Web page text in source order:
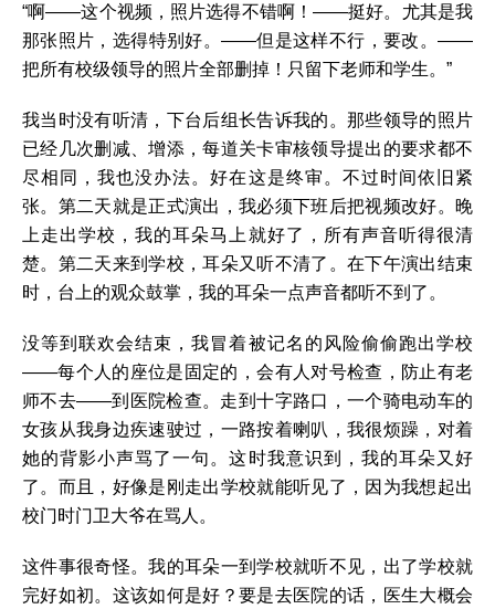
“啊——这个视频，照片选得不错啊！——挺好。尤其是我
那张照片，选得特别好。——但是这样不行，要改。——
把所有校级领导的照片全部删掉！只留下老师和学生。”
我当时没有听清，下台后组长告诉我的。那些领导的照片
已经几次删减、增添，每道关卡审核领导提出的要求都不
尽相同，我也没办法。好在这是终审。不过时间依旧紧
张。第二天就是正式演出，我必须下班后把视频改好。晚
上走出学校，我的耳朵马上就好了，所有声音听得很清
楚。第二天来到学校，耳朵又听不清了。在下午演出结束
时，台上的观众鼓掌，我的耳朵一点声音都听不到了。
没等到联欢会结束，我冒着被记名的风险偷偷跑出学校
——每个人的座位是固定的，会有人对号检查，防止有老
师不去——到医院检查。走到十字路口，一个骑电动车的
女孩从我身边疾速驶过，一路按着喇叭，我很烦躁，对着
她的背影小声骂了一句。这时我意识到，我的耳朵又好
了。而且，好像是刚走出学校就能听见了，因为我想起出
校门时门卫大爷在骂人。
这件事很奇怪。我的耳朵一到学校就听不见，出了学校就
完好如初。这该如何是好？要是去医院的话，医生大概会